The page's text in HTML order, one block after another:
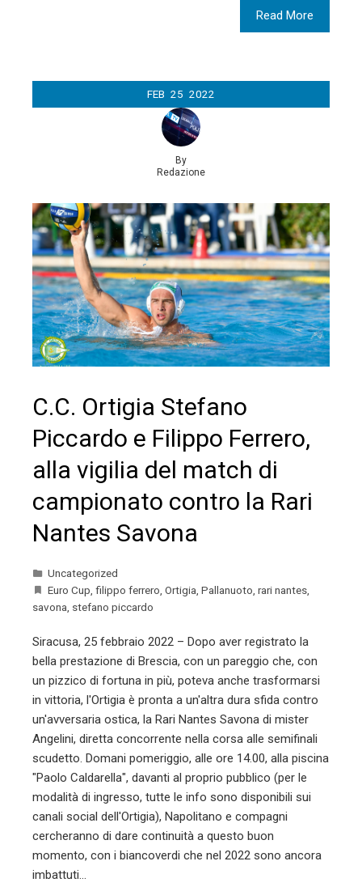
Read More
FEB 25 2022
By
Redazione
C.C. Ortigia Stefano
Piccardo e Filippo Ferrero,
alla vigilia del match di
campionato contro la Rari
Nantes Savona
Uncategorized
Euro Cup filippo ferrero Ortigia Pallanuoto rari nantes
savona stefano piccardo
Siracusa, 25 febbraio 2022 – Dopo aver registrato la
bella prestazione di Brescia, con un pareggio che, con
un pizzico di fortuna in più, poteva anche trasformarsi
in vittoria, l'Ortigia è pronta a un'altra dura sfida contro
un'avversaria ostica, la Rari Nantes Savona di mister
Angelini, diretta concorrente nella corsa alle semifinali
scudetto. Domani pomeriggio, alle ore 14.00, alla piscina
"Paolo Caldarella", davanti al proprio pubblico (per le
modalità di ingresso, tutte le info sono disponibili sui
canali social dell'Ortigia), Napolitano e compagni
cercheranno di dare continuità a questo buon
momento, con i biancoverdi che nel 2022 sono ancora
imbattuti…